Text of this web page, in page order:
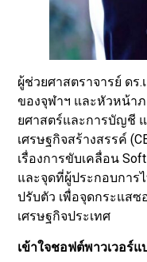
ผู้ช่วยศาสตราจารย์ ดร.
ของจุฬาฯ และหัวหน้า
ยศาสตร์และการบัญชี
เศรษฐกิจสร้างสรรค์
เรื่องการขับเคลื่อน
และจุดที่ผู้ประกอบการ
ปรับตัว เพื่อจุดกระแสซ
เศรษฐกิจประเทศ
เข้าใจชอฟต์พาวเวอร์